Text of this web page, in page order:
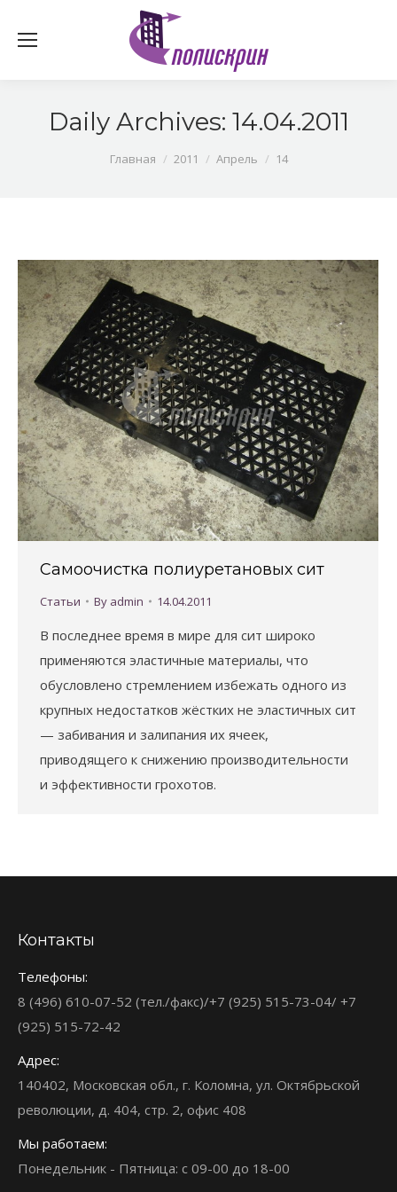
Daily Archives: 14.04.2011
Главная 2011 Апрель 14
Самоочистка полиуретановых сит
Статьи By admin 14.04.2011
В последнее время в мире для сит широко
применяются эластичные материалы, что
обусловлено стремлением избежать одного из
крупных недостатков жёстких не эластичных сит
— забивания и залипания их ячеек,
приводящего к снижению производительности
и эффективности грохотов.
Контакты
Телефоны:
8 (496) 610-07-52 (тел./факс)/+7 (925) 515-73-04/ +7
(925) 515-72-42
Адрес:
140402, Московская обл., г. Коломна, ул. Октябрьской
революции, д. 404, стр. 2, офис 408
Мы работаем:
Понедельник - Пятница: с 09-00 до 18-00